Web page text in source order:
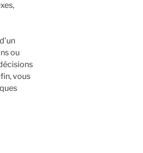
ou
vous